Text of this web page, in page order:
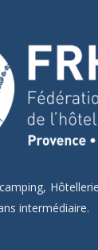
intermédiaire.